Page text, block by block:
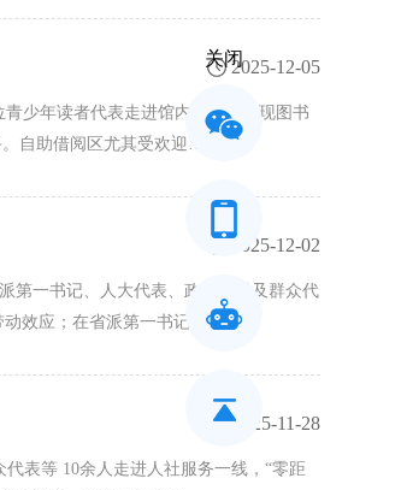
2025-12-05
少年读者代表走进馆内，直观呈现图书
自助借阅区尤其受欢迎…
2025-12-02
第一书记、人大代表、政协委员及群众代
动效应；在省派第一书记帮扶…
2025-11-28
表等 10余人走进人社服务一线，“零距
关闭